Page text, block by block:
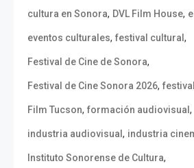
cultura en Sonora, DVL Film House,
eventos culturales, festival cultural ,
Festival de Cine de Sonora,
Festival de Cine Sonora 2026,
Film Tucson, formación audiovisual ,
industria audiovisual , industria
Instituto Sonorense de Cultura,